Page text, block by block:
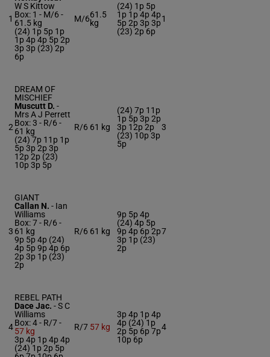
1
W S Kittow
Box: 1 - M/6 -
61.5 kg
(24) 1p 5p 1p
1p 4p 4p 5p 2p
3p 3p (23) 2p
6p
M/661.5
kg
(24) 1p 5p
1p 1p 4p 4p
5p 2p 3p 3p
(23) 2p 6p
1
2
DREAM OF
MISCHIEF
Muscutt D. -
Mrs A J Perrett
Box: 3 - R/6 -
61 kg
(24) 7p 11p 1p
5p 3p 2p 3p
12p 2p (23)
10p 3p 5p
R/6 61 kg
(24) 7p 11p
1p 5p 3p 2p
3p 12p 2p
(23) 10p 3p
5p
3
3
GIANT
Callan N. - Ian
Williams
Box: 7 - R/6 -
61 kg
9p 5p 4p (24)
4p 5p 9p 4p 6p
2p 3p 1p (23)
2p
R/6 61 kg
9p 5p 4p
(24) 4p 5p
9p 4p 6p 2p
3p 1p (23)
2p
7
4
REBEL PATH
Dace Jac. -S C
Williams
Box: 4 - R/7 -
57 kg
3p 4p 1p 4p 4p
(24) 1p 2p 5p
R/7 57 kg
3p 4p 1p 4p
4p (24) 1p
2p 5p 6p 7p
10p 6p
4